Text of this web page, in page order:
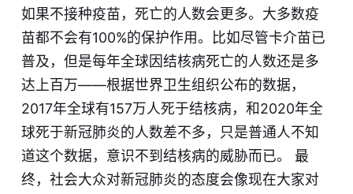
如果不接种疫苗，死亡的人数会更多。大多数疫
苗都不会有100%的保护作用。比如尽管卡介苗已
普及，但是每年全球因结核病死亡的人数还是多
达上百万——根据世界卫生组织公布的数据，
2017年全球有157万人死于结核病，和2020年全
球死于新冠肺炎的人数差不多，只是普通人不知
道这个数据，意识不到结核病的威胁而已。 最
终，社会大众对新冠肺炎的态度会像现在大家对